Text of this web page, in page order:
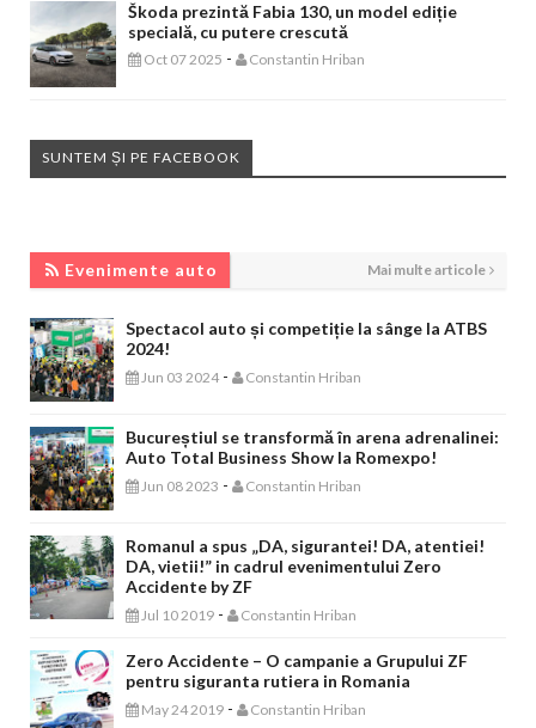
Škoda prezintă Fabia 130, un model ediție
specială, cu putere crescută
Oct 07 2025 - Constantin Hriban
SUNTEM ȘI PE FACEBOOK
Evenimente auto Mai multe articole
Spectacol auto și competiție la sânge la ATBS
2024!
Jun 03 2024 - Constantin Hriban
Bucureștiul se transformă în arena adrenalinei:
Auto Total Business Show la Romexpo!
Jun 08 2023 - Constantin Hriban
Romanul a spus „DA, sigurantei! DA, atentiei!
DA, vietii!” in cadrul evenimentului Zero
Accidente by ZF
Jul 10 2019 - Constantin Hriban
Zero Accidente – O campanie a Grupului ZF
pentru siguranta rutiera in Romania
May 24 2019 - Constantin Hriban